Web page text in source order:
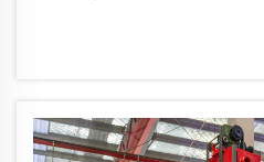
המועדף לריתוך צלבים...